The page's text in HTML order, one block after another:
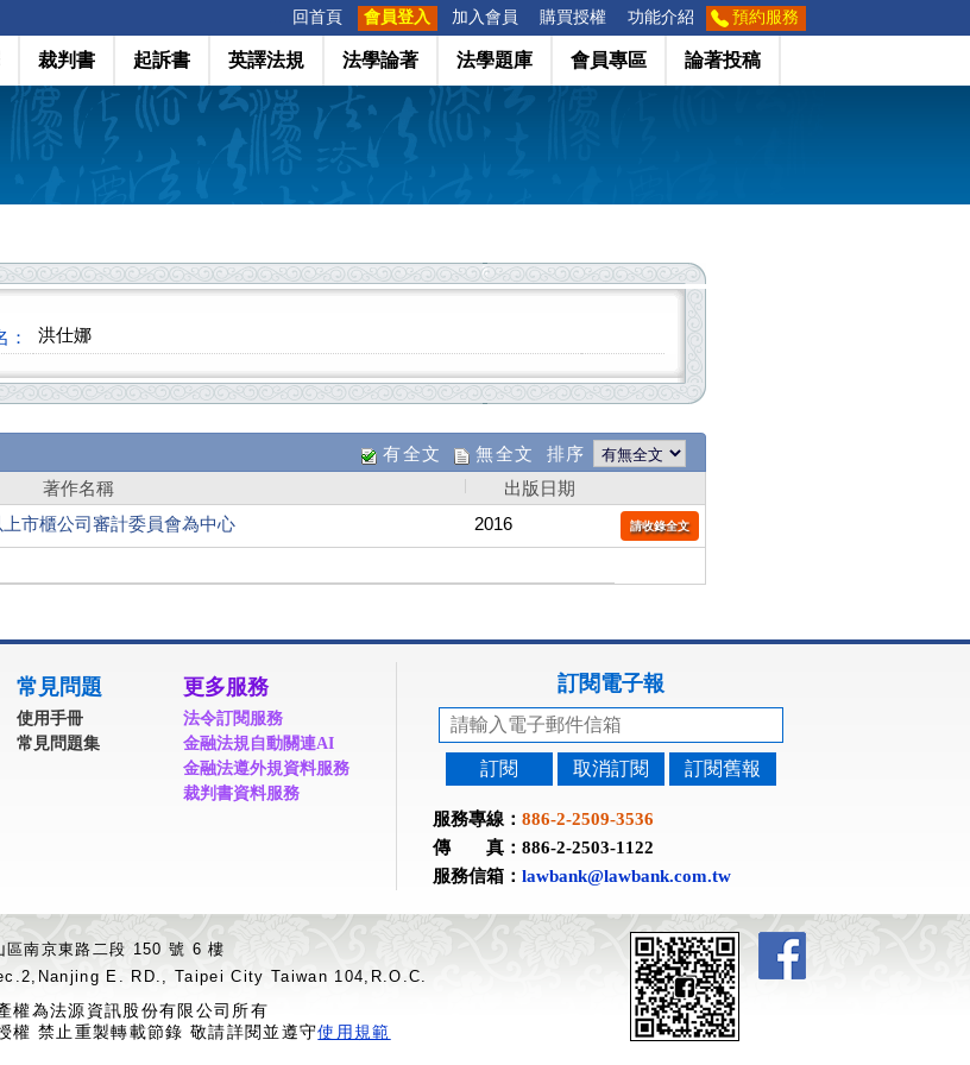
回首頁 會員登入 加入會員 購買授權 功能介紹 預約服務
裁判書 起訴書 英譯法規 法學論著 法學題庫 會員專區 論著投稿
： 洪仕娜
有全文 無全文 排序
著作名稱
出版日期
市櫃公司審計委員會為中心 2016 請收錄全文
常見問題
使用手冊
常見問題集
更多服務
法令訂閱服務
金融法規自動關連AI
金融法遵外規資料服務
裁判書資料服務
訂閱電子報
訂閱 取消訂閱 訂閱舊報
服務專線： 886-2-2509-3536
傳 真：886-2-2503-1122
服務信箱： lawbank@lawbank.com.tw
區南京東路二段 150 號 6 樓
E. RD., Taipei City Taiwan 104,R.O.C.
權為法源資訊股份有限公司所有
權 禁止重製轉載節錄 敬請詳閱並遵守使用規範